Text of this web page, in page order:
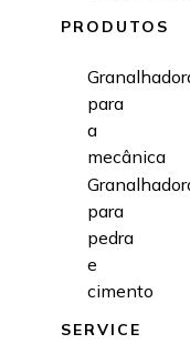
PRODUTOS
para
a
mecânica
para
pedra
e
cimento
SERVICE